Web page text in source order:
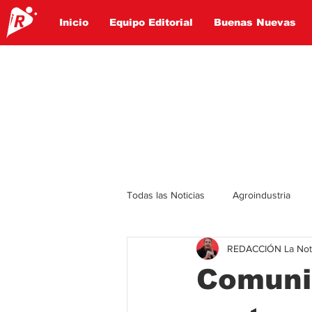
Inicio Equipo Editorial Buenas Nuevas
Todas las Noticias Agroindustria
Politica
Turismo
REDACCIÓN La